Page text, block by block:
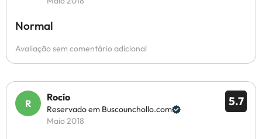
Normal
Avaliação sem comentário adicional
5.7
Rocío
Reservado em Buscounchollo.com
Maio 2018